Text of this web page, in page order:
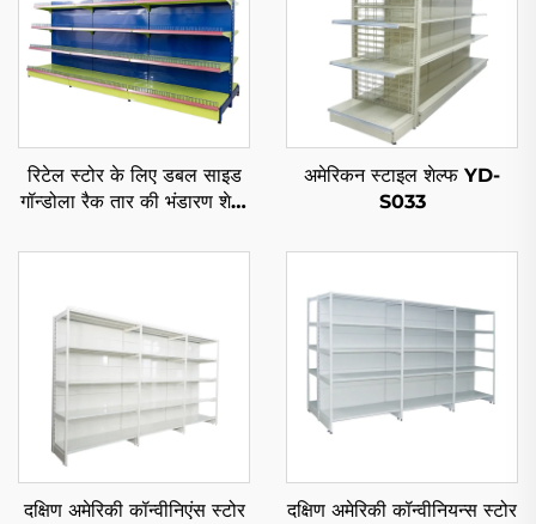
रिटेल स्टोर के लिए डबल साइड
गॉन्डोला रैक तार की भंडारण शेल्व
अमेरिकन स्टाइल शेल्फ YD-
S033
दक्षिण अमेरिकी कॉन्वीनिएंस स्टोर
दक्षिण अमेरिकी कॉन्वीनियन्स स्टोर